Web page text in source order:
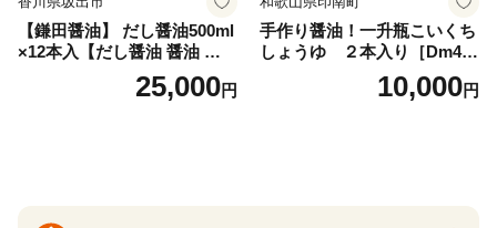
【鎌田醤油】 だし醤油500ml
×12本入【だし醤油 醤油 人気
おすすめ 人気だし醤油 出汁
25,000円
手作り醤油！一升瓶こいくち
しょうゆ ２本入り［Dm4］
｜手作り 醤油 和歌山県 印南
町 一升瓶 こいくちしょうゆ
10,000円